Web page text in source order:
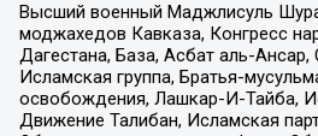
Высший военный Маджлисуль
моджахедов Кавказа, Конгресс
Дагестана, База, Асбат аль-Ансар,
Исламская группа, Братья-
освобождения, Лашкар-И-Тайба,
Движение Талибан, Исламская